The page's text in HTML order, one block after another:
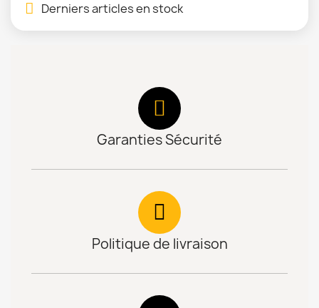
Derniers articles en stock
Garanties Sécurité
Politique de livraison